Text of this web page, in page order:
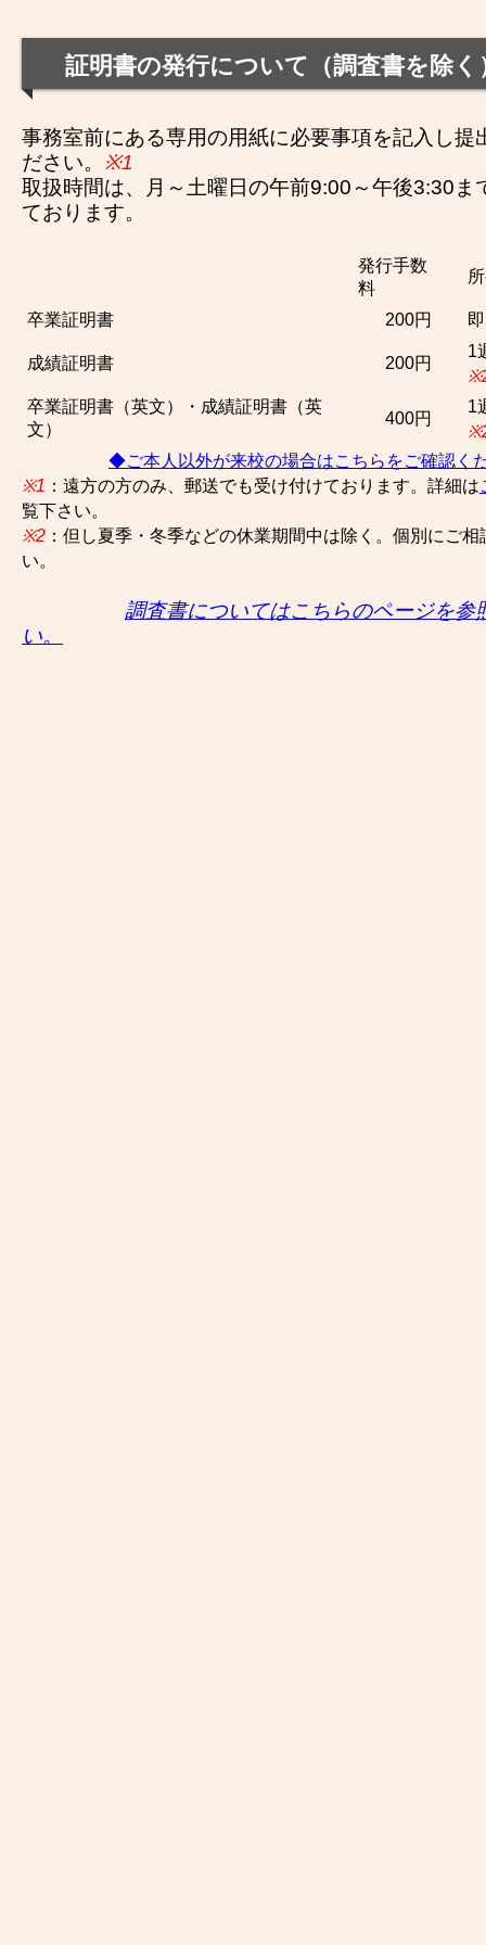
証明書の発行について（調査書を除く
事務室前にある専用の用紙に必要事項を記入し提
ださい。 ※1
取扱時間は、月～土曜日の午前9:00～午後3:30ま
ております。
発行手数
料
卒業証明書 200円
成績証明書 200円
1
卒業証明書（英文）・成績証明書（英
文）
400円
1
◆ご本人以外が来校の場合はこちらをご確認く
※1 ：遠方の方のみ、郵送でも受け付けております。詳細は
覧下さい。
※2 ：但し夏季・冬季などの休業期間中は除く。個別にご相
い。
調査書についてはこちらのページを参
い。